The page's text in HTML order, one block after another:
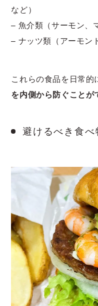
など）
– 魚介類（サーモン、
– ナッツ類（アーモン
これらの食品を日常的
を内側から防ぐことが
避けるべき食べ